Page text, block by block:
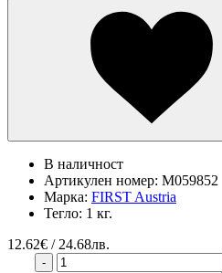
В наличност
Артикулен номер: M059852
Марка: FIRST Austria
Тегло: 1 кг.
12.62€ / 24.68лв.
-